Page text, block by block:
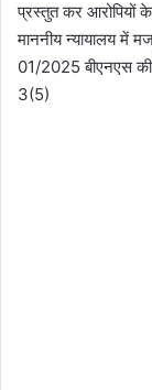
प्रस्तुत कर आरोपियों
माननीय न्यायालय में
01/2025 बीएनएस
3(5)